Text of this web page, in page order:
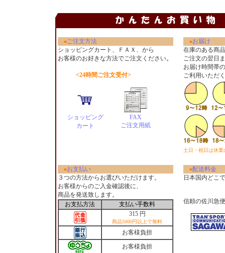
■ご注文方法 ■お届け
ショッピングカート、ＦＡＸ、から
お客様のお好きな方法でご注文ください。
<24時間ご注文受付>
ショッピング
カート
FAX
ご注文用紙
在庫のある商
ご注文の翌日
お届け時間帯
ご利用いただ
土日・祝日は休
■お支払い
３つの方法からお選びいただけます。
お客様からのご入金確認後に、
商品を発送致します。
お支払方法
支払い手数料
315 円
商品5000円以上で無料
お客様負担
お客様負担
■配送料金
日本国内どこ
信頼の佐川急